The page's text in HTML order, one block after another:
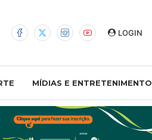
LOGIN
MÍDIAS E ENTRETENIMENTO